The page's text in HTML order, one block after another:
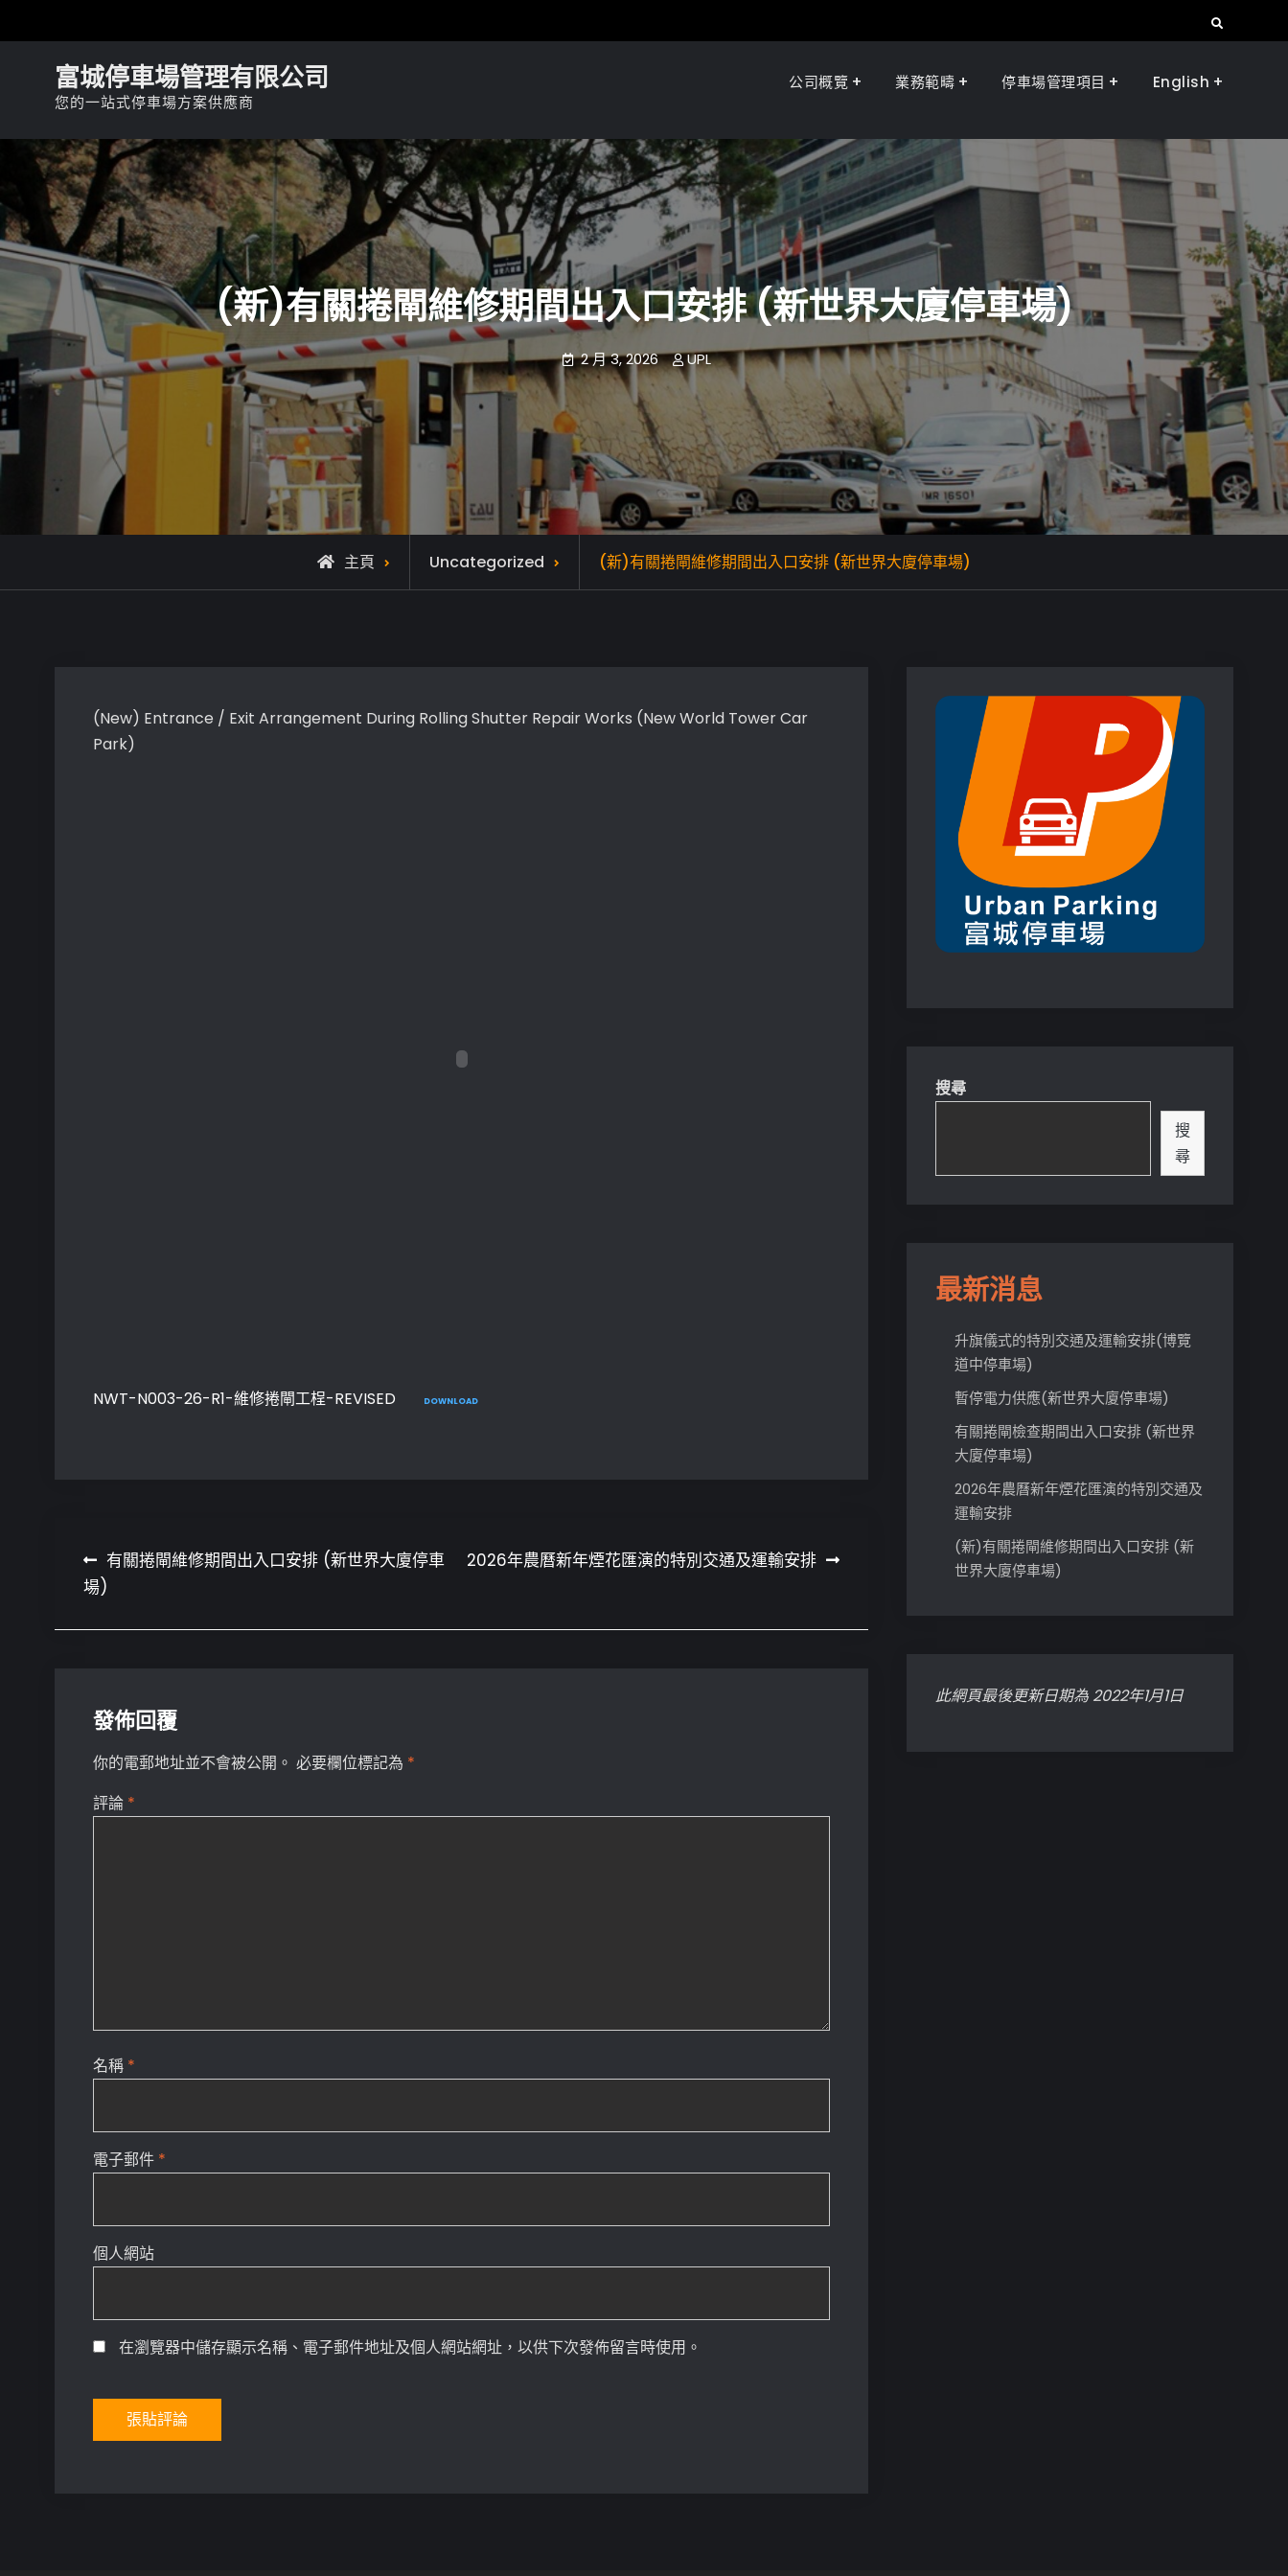
to
content
Search
富城停車場管理有限公司
您的一站式停車場方案供應商
公司概覽 業務範疇 停車場管理項目 English
(新)有關捲閘維修期間出入口安排 (新世界大廈停車場)
2 月 3, 2026 UPL
主頁 Uncategorized (新)有關捲閘維修期間出入口安排 (新世界大廈停車場)
(New) Entrance / Exit Arrangement During Rolling Shutter Repair Works (New World Tower Car
Park)
NWT-N003-26-R1-維修捲閘工桯-REVISED DOWNLOAD
文
章
導
有關捲閘維修期間出入口安排 (新世界大廈停車
場)
2026年農曆新年煙花匯演的特別交通及運輸安排
發佈回覆
你的電郵地址並不會被公開。 必要欄位標記為 *
評論 *
名稱 *
電子郵件 *
個人網站
在瀏覽器中儲存顯示名稱、電子郵件地址及個人網站網址，以供下次發佈留言時使用。
搜尋
搜
尋
最新消息
升旗儀式的特別交通及運輸安排(博覽
道中停車場)
暫停電力供應(新世界大廈停車場)
有關捲閘檢查期間出入口安排 (新世界
大廈停車場)
2026年農曆新年煙花匯演的特別交通及
運輸安排
(新)有關捲閘維修期間出入口安排 (新
世界大廈停車場)
此網頁最後更新日期為 2022年1月1日